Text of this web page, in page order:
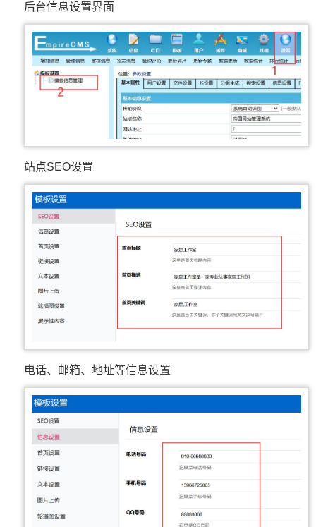
后台信息设置界面
站点SEO设置
电话、邮箱、地址等信息设置